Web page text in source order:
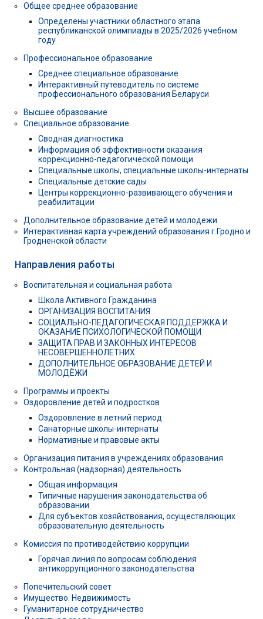
Общее среднее образование
Определены участники областного этапа
республиканской олимпиады в 2025/2026 учебном
году
Профессиональное образование
Среднее специальное образование
Интерактивный путеводитель по системе
профессионального образования Беларуси
Высшее образование
Специальное образование
Сводная диагностика
Информация об эффективности оказания
коррекционно-педагогической помощи
Специальные школы, специальные школы-интернаты
Специальные детские сады
Центры коррекционно-развивающего обучения и
реабилитации
Дополнительное образование детей и молодежи
Интерактивная карта учреждений образования г.Гродно и
Гродненской области
Направления работы
Воспитательная и социальная работа
Школа Активного Гражданина
ОРГАНИЗАЦИЯ ВОСПИТАНИЯ
СОЦИАЛЬНО-ПЕДАГОГИЧЕСКАЯ ПОДДЕРЖКА И
ОКАЗАНИЕ ПСИХОЛОГИЧЕСКОЙ ПОМОЩИ
ЗАЩИТА ПРАВ И ЗАКОННЫХ ИНТЕРЕСОВ
НЕСОВЕРШЕННОЛЕТНИХ
ДОПОЛНИТЕЛЬНОЕ ОБРАЗОВАНИЕ ДЕТЕЙ И
МОЛОДЁЖИ
Программы и проекты
Оздоровление детей и подростков
Оздоровление в летний период
Санаторные школы-интернаты
Нормативные и правовые акты
Организация питания в учреждениях образования
Контрольная (надзорная) деятельность
Общая информация
Типичные нарушения законодательства об
образовании
Для субъектов хозяйствования, осуществляющих
образовательную деятельность
Комиссия по противодействию коррупции
Горячая линия по вопросам соблюдения
антикоррупционного законодательства
Попечительский совет
Имущество. Недвижимость
Гуманитарное сотрудничество